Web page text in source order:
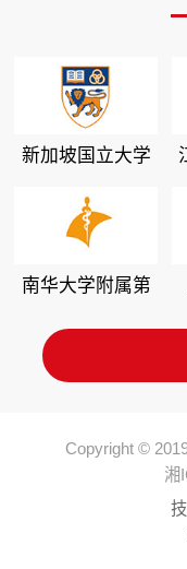
新加坡国立大学
南华大学附属第
Copyright ©
湘